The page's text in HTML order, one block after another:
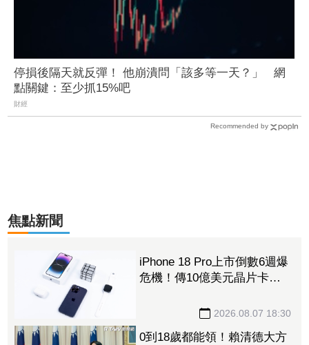
停損後隔天就反彈！ 他崩潰問「該多等一天？」 網
點關鍵：至少抓15%吧
財經
Recommended by
焦點新聞
iPhone 18 Pro上市倒數6週爆
危機！傳10億美元晶片卡封
2026.08.07 18:30
0到18歲都能領！賴清德大方